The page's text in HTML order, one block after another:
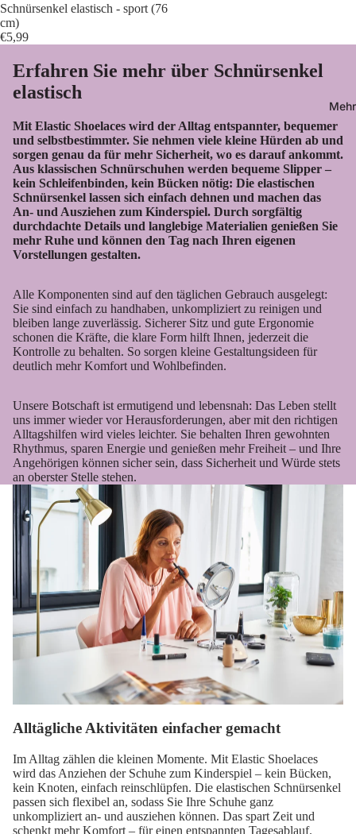
Mehr
Schnürsenkel elastisch - sport (76
cm)
€5,99
Erfahren Sie mehr über Schnürsenkel
elastisch
Mit Elastic Shoelaces wird der Alltag entspannter, bequemer
und selbstbestimmter. Sie nehmen viele kleine Hürden ab und
sorgen genau da für mehr Sicherheit, wo es darauf ankommt.
Aus klassischen Schnürschuhen werden bequeme Slipper –
kein Schleifenbinden, kein Bücken nötig: Die elastischen
Schnürsenkel lassen sich einfach dehnen und machen das
An- und Ausziehen zum Kinderspiel. Durch sorgfältig
durchdachte Details und langlebige Materialien genießen Sie
mehr Ruhe und können den Tag nach Ihren eigenen
Vorstellungen gestalten.
Alle Komponenten sind auf den täglichen Gebrauch ausgelegt:
Sie sind einfach zu handhaben, unkompliziert zu reinigen und
bleiben lange zuverlässig. Sicherer Sitz und gute Ergonomie
schonen die Kräfte, die klare Form hilft Ihnen, jederzeit die
Kontrolle zu behalten. So sorgen kleine Gestaltungsideen für
deutlich mehr Komfort und Wohlbefinden.
Unsere Botschaft ist ermutigend und lebensnah: Das Leben stellt
uns immer wieder vor Herausforderungen, aber mit den richtigen
Alltagshilfen wird vieles leichter. Sie behalten Ihren gewohnten
Rhythmus, sparen Energie und genießen mehr Freiheit – und Ihre
Angehörigen können sicher sein, dass Sicherheit und Würde stets
an oberster Stelle stehen.
Alltägliche Aktivitäten einfacher gemacht
Im Alltag zählen die kleinen Momente. Mit Elastic Shoelaces
wird das Anziehen der Schuhe zum Kinderspiel – kein Bücken,
kein Knoten, einfach reinschlüpfen. Die elastischen Schnürsenkel
passen sich flexibel an, sodass Sie Ihre Schuhe ganz
unkompliziert an- und ausziehen können. Das spart Zeit und
schenkt mehr Komfort – für einen entspannten Tagesablauf.